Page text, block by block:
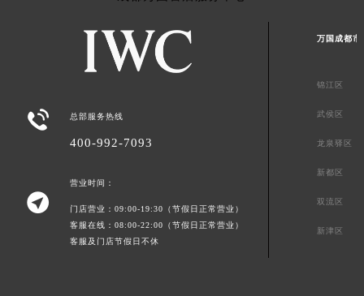
 总部服务热线
400-992-7093

营业时间：
门店营业：09:00-19:30（节假日正常营业）
客服在线：08:00-22:00（节假日正常营业）
客服及门店节假日不休
万国成都市
锦江区
武侯区
龙泉驿区
新都区
双流区
新津区